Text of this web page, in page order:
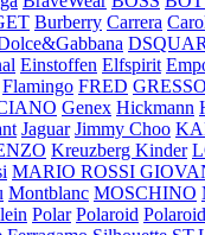
Burberry Carrera
Einstoffen Elfspirit
Flamingo FRED GRESSO
Genex Hickmann
Jaguar Jimmy Choo
Kreuzberg Kinder
MARIO ROSSI
Montblanc MOSCHINO
Polar Polaroid